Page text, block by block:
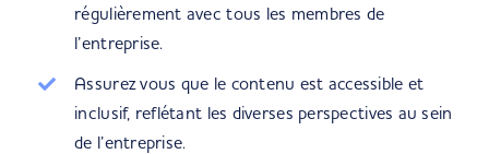
régulièrement avec tous les membres de
l’entreprise.
Assurez vous que le contenu est accessible et
inclusif, reflétant les diverses perspectives au sein
de l’entreprise.